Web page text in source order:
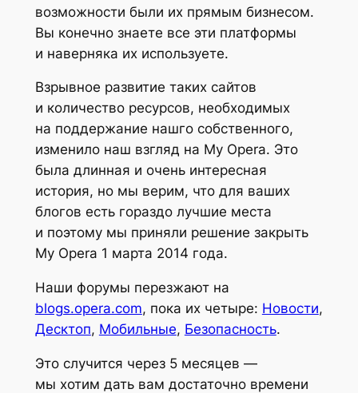
возможности были их прямым бизнесом.
Вы конечно знаете все эти платформы
и наверняка их используете.
Взрывное развитие таких сайтов
и количество ресурсов, необходимых
на поддержание нашго собственного,
изменило наш взгляд на My Opera. Это
была длинная и очень интересная
история, но мы верим, что для ваших
блогов есть гораздо лучшие места
и поэтому мы приняли решение закрыть
My Opera 1 марта 2014 года.
Наши форумы перезжают на
blogs.opera.com, пока их четыре: Новости,
Десктоп, Мобильные, Безопасность.
Это случится через 5 месяцев —
мы хотим дать вам достаточно времени